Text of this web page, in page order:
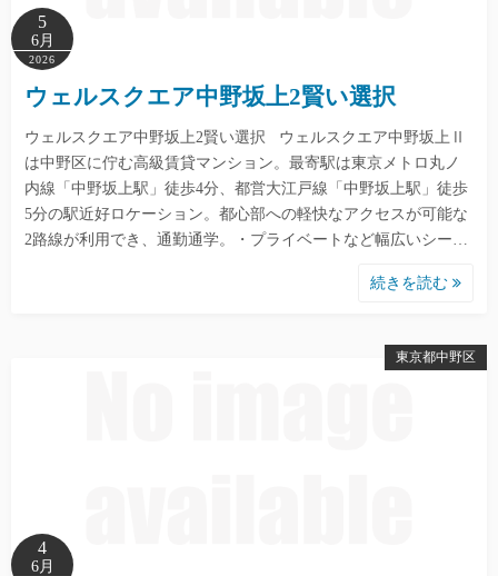
5
6月
2026
ウェルスクエア中野坂上2賢い選択
ウェルスクエア中野坂上2賢い選択 ウェルスクエア中野坂上Ⅱ
は中野区に佇む高級賃貸マンション。最寄駅は東京メトロ丸ノ
内線「中野坂上駅」徒歩4分、都営大江戸線「中野坂上駅」徒歩
5分の駅近好ロケーション。都心部への軽快なアクセスが可能な
2路線が利用でき、通勤通学。・プライベートなど幅広いシー…
続きを読む
東京都中野区
4
6月